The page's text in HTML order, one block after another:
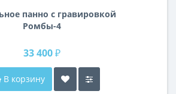
панно с гравировкой
Ромбы-4
33 400 ₽
В корзину